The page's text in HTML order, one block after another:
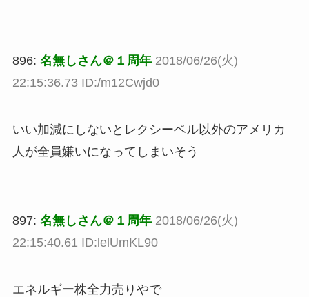
896: 名無しさん＠１周年 2018/06/26(火)
22:15:36.73 ID:/m12Cwjd0
いい加減にしないとレクシーベル以外のアメリカ
人が全員嫌いになってしまいそう
897: 名無しさん＠１周年 2018/06/26(火)
22:15:40.61 ID:lelUmKL90
エネルギー株全力売りやで